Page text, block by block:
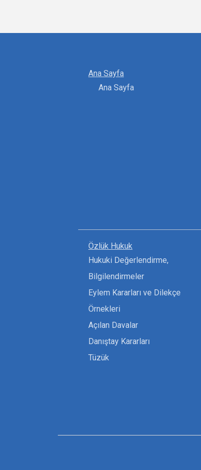
Ana Sayfa
Ana Sayfa
Özlük Hukuk
Hukuki Değerlendirme,
Bilgilendirmeler
Eylem Kararları ve Dilekçe
Örnekleri
Açılan Davalar
Danıştay Kararları
Tüzük